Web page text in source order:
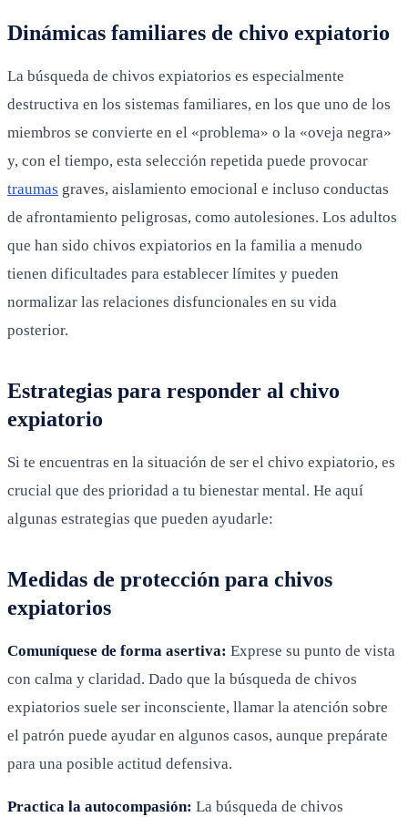
Dinámicas familiares de chivo expiatorio
La búsqueda de chivos expiatorios es especialmente
destructiva en los sistemas familiares, en los que uno de los
miembros se convierte en el «problema» o la «oveja negra»
y, con el tiempo, esta selección repetida puede provocar
traumas graves, aislamiento emocional e incluso conductas
de afrontamiento peligrosas, como autolesiones. Los adultos
que han sido chivos expiatorios en la familia a menudo
tienen dificultades para establecer límites y pueden
normalizar las relaciones disfuncionales en su vida
posterior.
Estrategias para responder al chivo
expiatorio
Si te encuentras en la situación de ser el chivo expiatorio, es
crucial que des prioridad a tu bienestar mental. He aquí
algunas estrategias que pueden ayudarle:
Medidas de protección para chivos
expiatorios
Comuníquese de forma asertiva: Exprese su punto de vista
con calma y claridad. Dado que la búsqueda de chivos
expiatorios suele ser inconsciente, llamar la atención sobre
el patrón puede ayudar en algunos casos, aunque prepárate
para una posible actitud defensiva.
Practica la autocompasión: La búsqueda de chivos